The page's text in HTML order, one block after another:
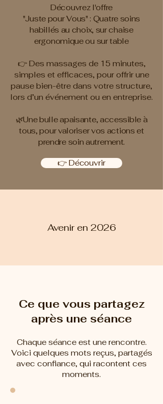
Découvrez l'offre
"Juste pour Vous" : Quatre soins
habillés au choix, sur chaise
ergonomique ou sur table
👉 Des massages de 15 minutes,
simples et efficaces, pour offrir une
pause bien-être dans votre structure,
lors d’un événement ou en entreprise.
🌿Une bulle apaisante, accessible à
tous, pour valoriser vos actions et
prendre soin autrement.
👉 Découvrir
Avenir en 2026
Ce que vous partagez
après une séance
Chaque séance est une rencontre.
Voici quelques mots reçus, partagés
avec confiance, qui racontent ces
moments.